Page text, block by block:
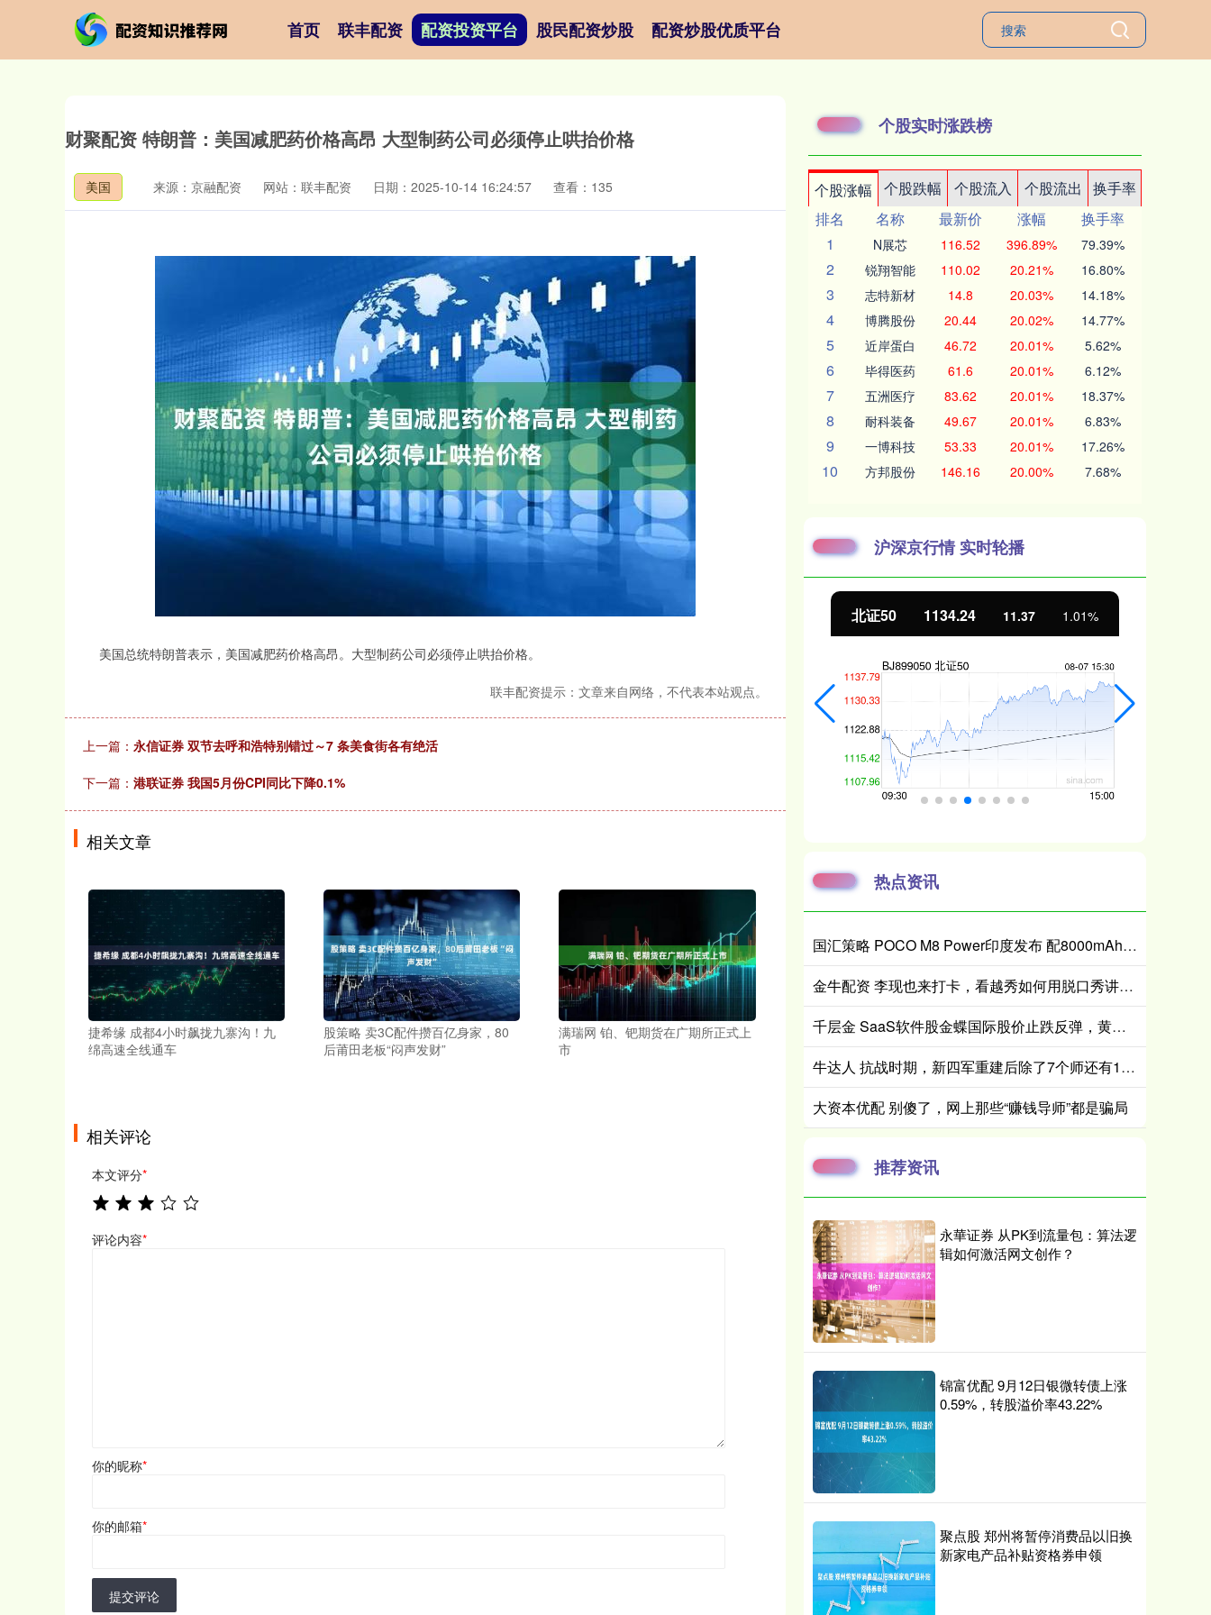
首页 联丰配资 配资投资平台 股民配资炒股 配资炒股优质平台
财聚配资 特朗普：美国减肥药价格高昂 大型制药公司必须停止哄抬价格
美国 来源：京融配资 网站：联丰配资 日期：2025-10-14 16:24:57 查看：135
美国总统特朗普表示，美国减肥药价格高昂。大型制药公司必须停止哄抬价格。
联丰配资提示：文章来自网络，不代表本站观点。
上一篇： 永信证券 双节去呼和浩特别错过～7 条美食街各有绝活
下一篇： 港联证券 我国5月份CPI同比下降0.1%
相关文章
捷希缘 成都4小时飙拢九寨沟！九
绵高速全线通车
股策略 卖3C配件攒百亿身家，80
后莆田老板“闷声发财”
满瑞网 铂、钯期货在广期所正式上
市
相关评论
本文评分*
评论内容*
你的昵称*
你的邮箱*
提交评论
个股实时涨跌榜
个股涨幅 个股跌幅 个股流入 个股流出
换手率
排名
名称 最新价 涨幅
换手率
1
N展芯 116.52 396.89% 79.39%
2 锐翔智能 110.02 20.21% 16.80%
3 志特新材 14.8 20.03% 14.18%
4 博腾股份 20.44 20.02% 14.77%
5 近岸蛋白 46.72 20.01% 5.62%
6 毕得医药 61.6 20.01% 6.12%
7 五洲医疗 83.62 20.01% 18.37%
8 耐科装备 49.67 20.01% 6.83%
9 一博科技 53.33 20.01% 17.26%
10 方邦股份 146.16 20.00% 7.68%
沪深京行情 实时轮播
深证成指 14311.01 200.89 1.42% 沪深300 4694.44 43.13 北证50 1134.24 11.37 1.01%
热点资讯
国汇策略 POCO M8 Power印度发布 配8000mAh电池 24999卢比起
金牛配资 李现也来打卡，看越秀如何用脱口秀讲透国际“自然城市”的生态故事
千层金 SaaS软件股金蝶国际股价止跌反弹，黄仁勋驳斥“AI替代软件论”
牛达人 抗战时期，新四军重建后除了7个师还有1个独立旅，旅长是谁？
大资本优配 别傻了，网上那些“赚钱导师”都是骗局
推荐资讯
永華证券 从PK到流量包：算法逻
辑如何激活网文创作？
锦富优配 9月12日银微转债上涨
0.59%，转股溢价率43.22%
聚点股 郑州将暂停消费品以旧换
新家电产品补贴资格券申领